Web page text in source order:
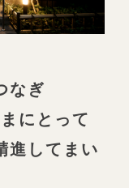
なぎ
にとって
進してまい